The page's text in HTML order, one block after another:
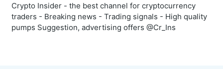
Crypto Insider - the best channel for cryptocurrency
traders - Breaking news - Trading signals - High quality
pumps Suggestion, advertising offers @Cr_Ins